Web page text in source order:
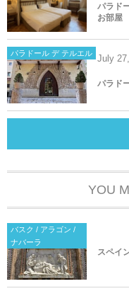
パラド
お部屋
パラドール デ テルエル July 27
パラド
YOU
バスク / アラゴン /
ナバーラ
スペイ